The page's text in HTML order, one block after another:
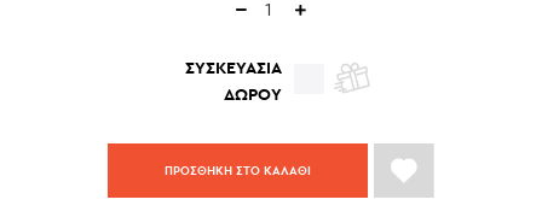
ΣΥΣΚΕΥΑΣΙΑ
ΔΩΡΟΥ
ΠΡΟΣΘΗΚΗ ΣΤΟ ΚΑΛΑΘΙ